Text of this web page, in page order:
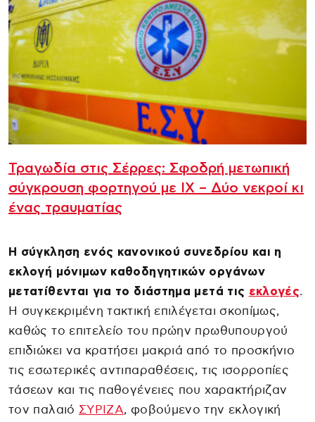
Τραγωδία στις Σέρρες: Σφοδρή μετωπική
σύγκρουση φορτηγού με ΙΧ – Δύο νεκροί κι
ένας τραυματίας
Η σύγκληση ενός κανονικού συνεδρίου και η
εκλογή μόνιμων καθοδηγητικών οργάνων
μετατίθενται για το διάστημα μετά τις εκλογές.
Η συγκεκριμένη τακτική επιλέγεται σκοπίμως,
καθώς το επιτελείο του πρώην πρωθυπουργού
επιδιώκει να κρατήσει μακριά από το προσκήνιο
τις εσωτερικές αντιπαραθέσεις, τις ισορροπίες
τάσεων και τις παθογένειες που χαρακτήριζαν
τον παλαιό ΣΥΡΙΖΑ, φοβούμενο την εκλογική